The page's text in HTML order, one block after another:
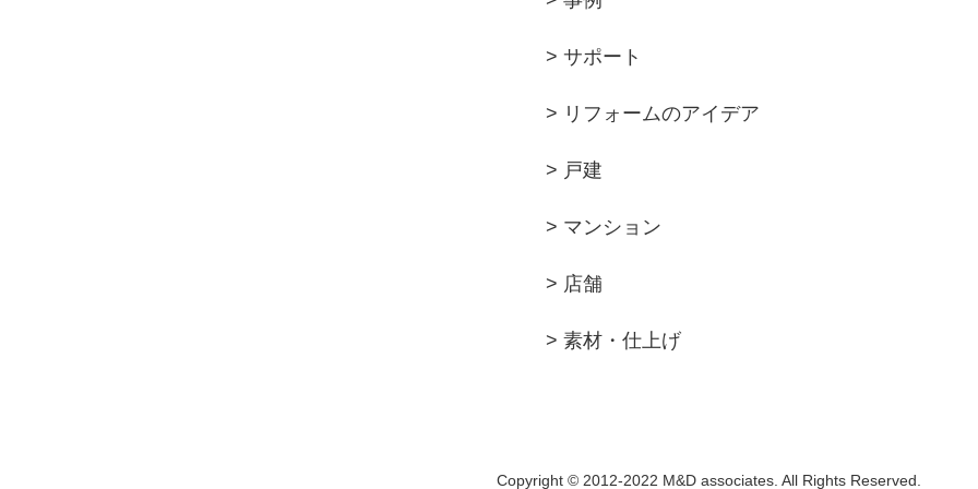
> サポート
> リフォームのアイデア
> 戸建
> マンション
> 店舗
> 素材・仕上げ
Copyright © 2012-2022 M&D associates. All Rights Reserved.